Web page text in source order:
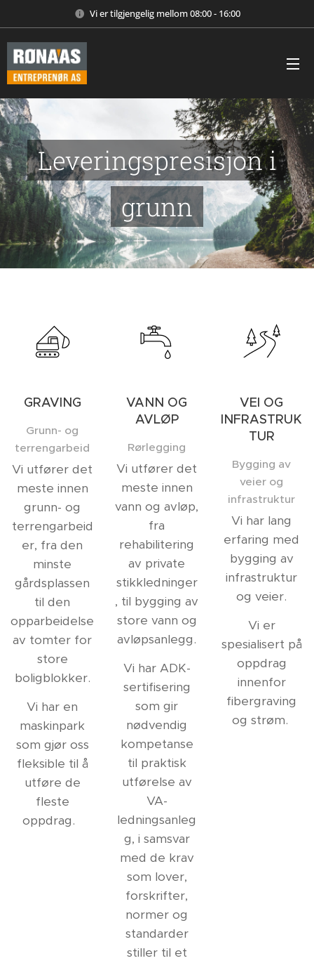
Vi er tilgjengelig mellom 08:00 - 16:00
Leveringspresisjon i
grunn
GRAVING
Grunn- og
terrengarbeid
Vi utfører det
meste innen
grunn- og
terrengarbeid
er, fra den
minste
gårdsplassen
til den
opparbeidelse
av tomter for
store
boligblokker.
Vi har en
maskinpark
som gjør oss
fleksible til å
utføre de
fleste
oppdrag.
VANN OG
AVLØP
Rørlegging
Vi utfører det
meste innen
vann og avløp,
fra
rehabilitering
av private
stikkledninger
, til bygging av
store vann og
avløpsanlegg.
Vi har ADK-
sertifisering
som gir
nødvendig
kompetanse
til praktisk
utførelse av
VA-
ledningsanleg
g, i samsvar
med de krav
som lover,
forskrifter,
normer og
standarder
stiller til et
VEI OG
INFRASTRUK
TUR
Bygging av
veier og
infrastruktur
Vi har lang
erfaring med
bygging av
infrastruktur
og veier.
Vi er
spesialisert på
oppdrag
innenfor
fibergraving
og strøm.